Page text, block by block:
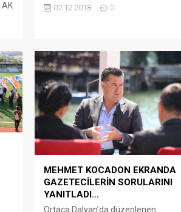
Kocadon, Nurettin Demir ve Oral
biraz daha karıştırdı. Muğla
Büyükşehir Belediye Başkanlığına
adaylıklarını açıklayan Mehmet
Kocadon, Prof. Dr. Nurettin Demir ve
Oral Karakaya’nın, Gemibaşı
Restaurant’ta bir...
02.12.2018 0
MEHMET KOCADON EKRANDA
GAZETECİLERİN SORULARINI
YANITLADI…
Ortaca Dalyan’da düzenlenen